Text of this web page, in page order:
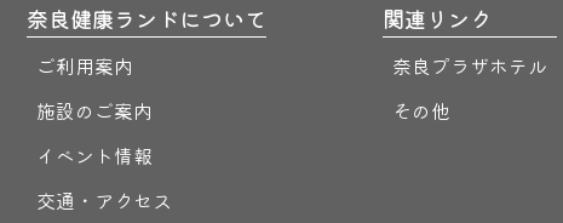
奈良健康ランドについて
ご利用案内
施設のご案内
イベント情報
交通・アクセス
関連リンク
奈良プラザホテル
その他